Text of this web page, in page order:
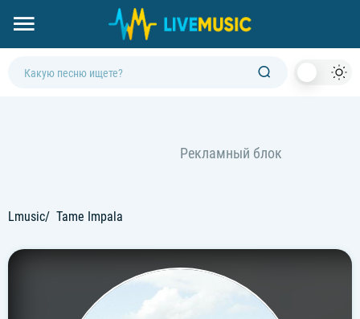
Lmusic Tame Impala